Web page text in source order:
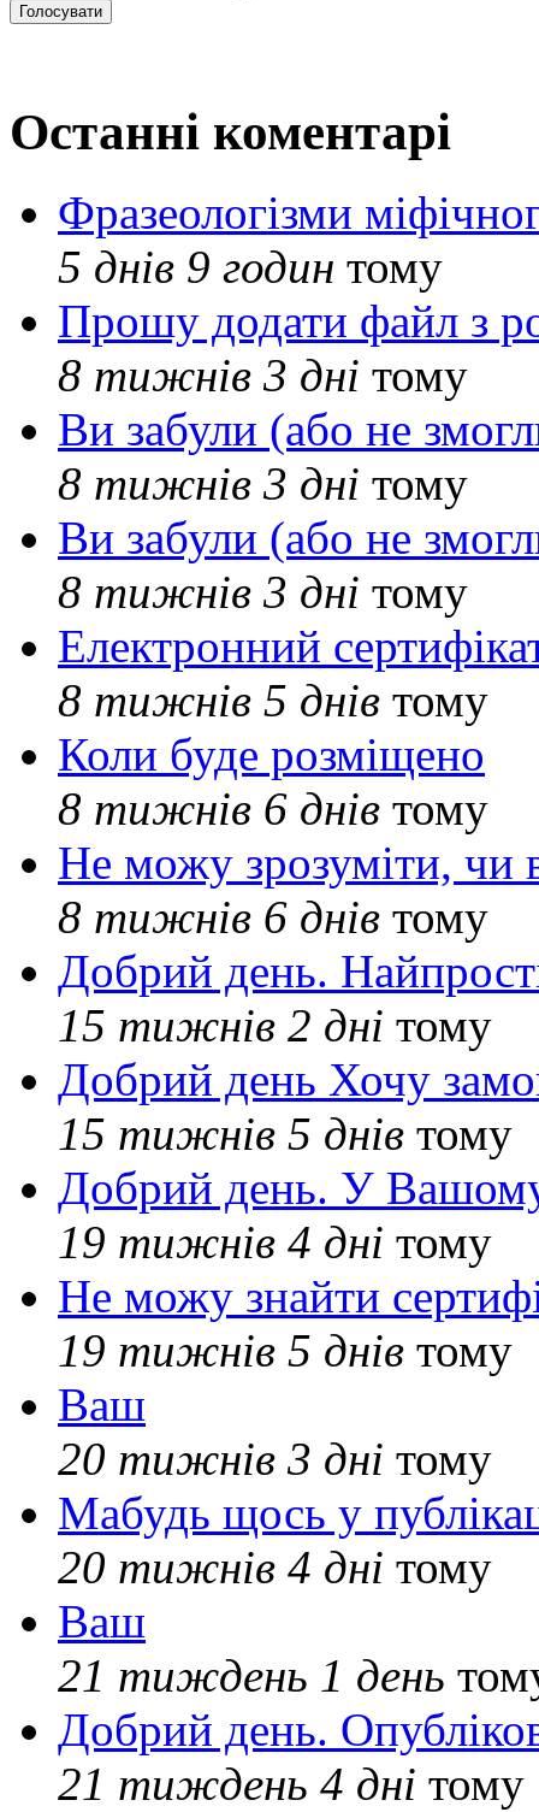
Останні коментарі
Фразеологізми
5 днів 9 годин тому
Прошу додати файл з
8 тижнів 3 дні тому
Ви забули (або не
8 тижнів 3 дні тому
Ви забули (або не
8 тижнів 3 дні тому
Електронний
8 тижнів 5 днів тому
Коли буде розміщено
8 тижнів 6 днів тому
Не можу зрозуміти, чи
8 тижнів 6 днів тому
Добрий день.
15 тижнів 2 дні тому
Добрий день Хочу
15 тижнів 5 днів тому
Добрий день. У Вашому
19 тижнів 4 дні тому
Не можу знайти
19 тижнів 5 днів тому
Ваш
20 тижнів 3 дні тому
Мабудь щось у
20 тижнів 4 дні тому
Ваш
21 тиждень 1 день
Добрий день.
21 тиждень 4 дні тому